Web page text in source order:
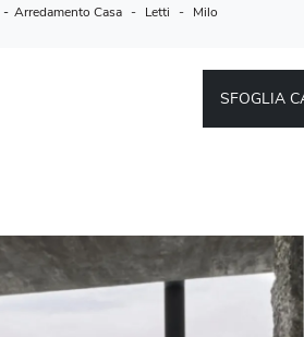
- Arredamento Casa - Letti - Milo
SFOGLIA